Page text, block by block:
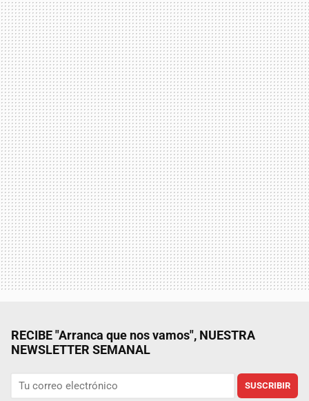
RECIBE "Arranca que nos vamos", NUESTRA
NEWSLETTER SEMANAL
SUSCRIBIR